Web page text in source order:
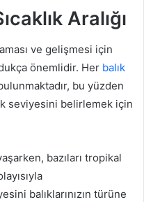
Aralığı
ve gelişmesi için
önemlidir. Her balık
bu yüzden
seviyesini belirlemek için
bazıları tropikal
balıklarınızın türüne